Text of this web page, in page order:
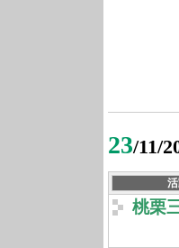
23/11/
桃栗